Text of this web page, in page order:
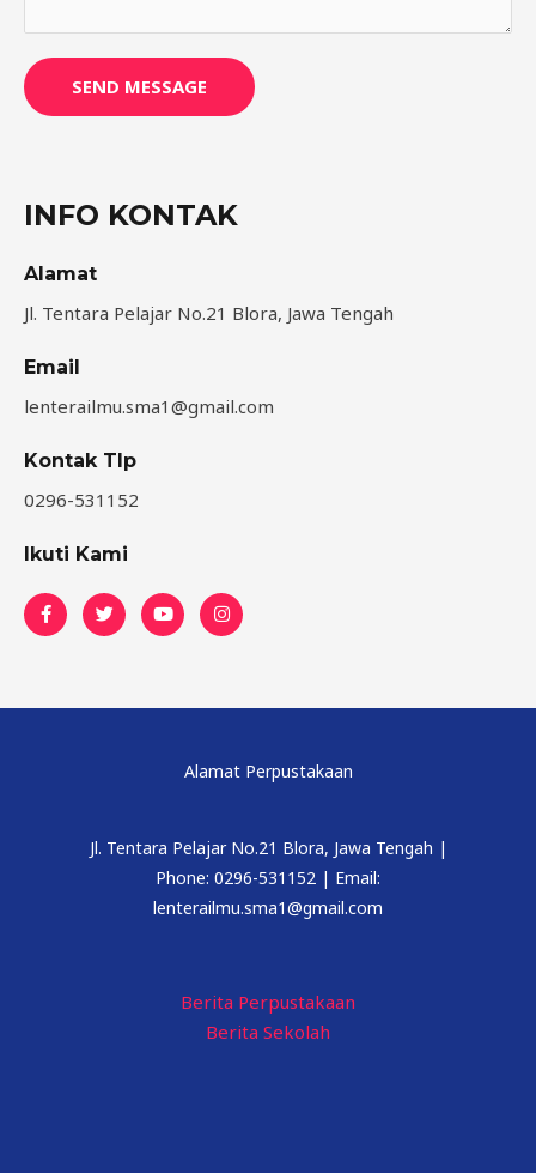
SEND MESSAGE
INFO KONTAK
Alamat
Jl. Tentara Pelajar No.21 Blora, Jawa Tengah
Email
lenterailmu.sma1@gmail.com
Kontak Tlp
0296-531152
Ikuti Kami
Alamat Perpustakaan
Jl. Tentara Pelajar No.21 Blora, Jawa Tengah |
Phone: 0296-531152 | Email:
lenterailmu.sma1@gmail.com
Berita Perpustakaan
Berita Sekolah